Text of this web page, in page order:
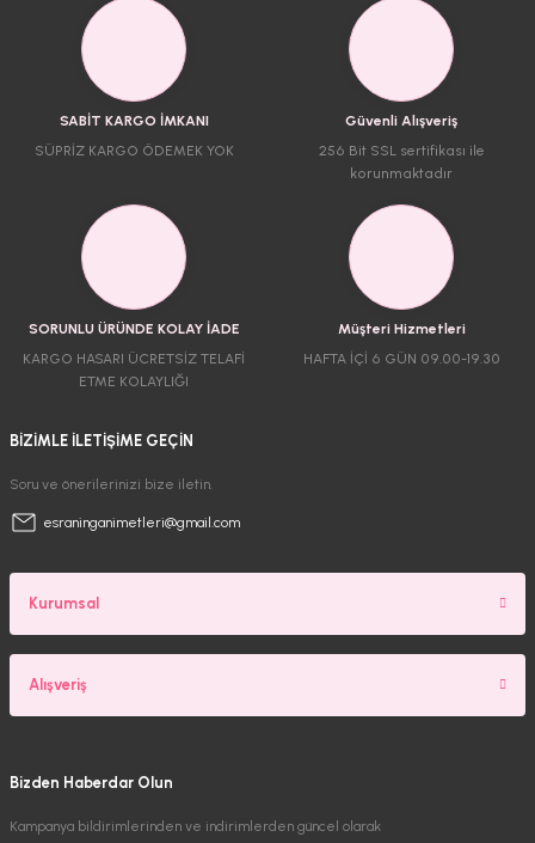
SABİT KARGO İMKANI
SÜPRİZ KARGO ÖDEMEK YOK
Güvenli Alışveriş
256 Bit SSL sertifikası ile
korunmaktadır
SORUNLU ÜRÜNDE KOLAY İADE
KARGO HASARI ÜCRETSİZ TELAFİ
ETME KOLAYLIĞI
Müşteri Hizmetleri
HAFTA İÇİ 6 GÜN 09.00-19.30
BİZİMLE İLETİŞİME GEÇİN
Soru ve önerilerinizi bize iletin.
esraninganimetleri@gmail.com
Kurumsal
Alışveriş
Bizden Haberdar Olun
Kampanya bildirimlerinden ve indirimlerden güncel olarak